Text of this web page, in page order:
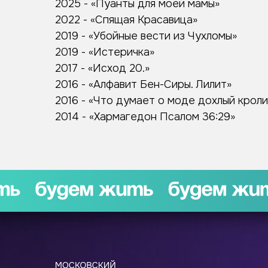
2025 - «Пуанты для моей мамы»
2022 - «Спящая Красавица»
2019 - «Убойные вести из Чухломы»
2019 - «Истеричка»
2017 - «Исход 20.»
2016 - «Алфавит Бен-Сиры. Лилит»
2016 - «Что думает о моде дохлый
2014 - «Хармагедон Псалом 36:29»